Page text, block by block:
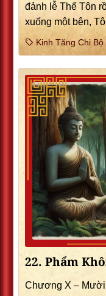
đảnh lễ Thế Tôn
xuống một bên,
Kinh Tăng Chi Bộ
22. Phẩm
Chương X – Mười